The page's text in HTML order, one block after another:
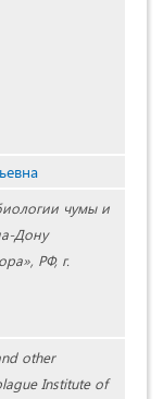
чумы и
Дону
РФ, г.
other
Institute of